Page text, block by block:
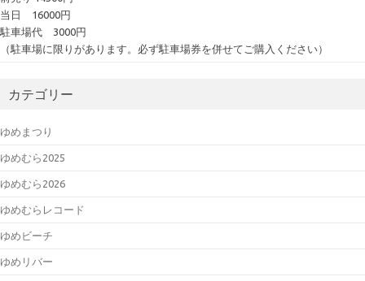
当日 16000円
駐車場代 3000円
（駐車場に限りがあります。必ず駐車場券を併せてご購入ください）
カテゴリー
ゆめまつり
ゆめむら2025
ゆめむら2026
ゆめむらレコード
ゆめビーチ
ゆめリバー